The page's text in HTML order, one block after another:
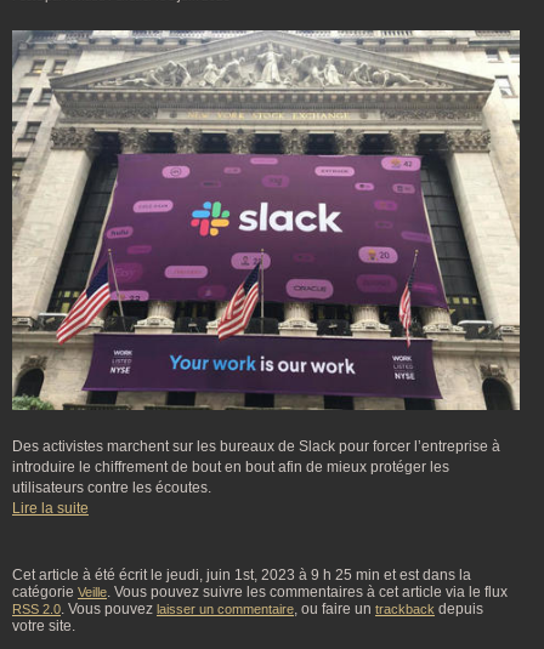
Des activistes marchent sur les bureaux de Slack pour forcer l’entreprise à
introduire le chiffrement de bout en bout afin de mieux protéger les
utilisateurs contre les écoutes.
Lire la suite
Cet article à été écrit le jeudi, juin 1st, 2023 à 9 h 25 min et est dans la
catégorie Veille. Vous pouvez suivre les commentaires à cet article via le flux
RSS 2.0. Vous pouvez laisser un commentaire, ou faire un trackback depuis
votre site.